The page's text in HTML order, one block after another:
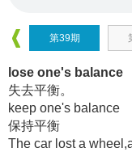
第39期
lose one's balance
失去平衡。
keep one's balance
保持平衡
The car lost a